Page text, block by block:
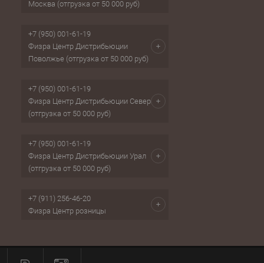
Москва (отгрузка от 50 000 руб)
+7 (950) 001-61-19
Физра Центр Дистрибьюции
Поволжье (отгрузка от 50 000 руб)
+7 (950) 001-61-19
Физра Центр Дистрибьюции Север
(отгрузка от 50 000 руб)
+7 (950) 001-61-19
Физра Центр Дистрибьюции Урал
(отгрузка от 50 000 руб)
+7 (911) 256-46-20
Физра Центр розницы